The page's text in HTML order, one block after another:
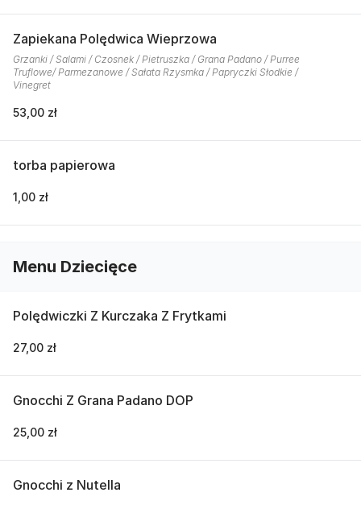
Zapiekana Polędwica Wieprzowa
Grzanki / Salami / Czosnek / Pietruszka / Grana Padano / Purree
Truflowe/ Parmezanowe / Sałata Rzysmka / Papryczki Słodkie /
Vinegret
53,00 zł
torba papierowa
1,00 zł
Menu Dziecięce
Polędwiczki Z Kurczaka Z Frytkami
27,00 zł
Gnocchi Z Grana Padano DOP
25,00 zł
Gnocchi z Nutella